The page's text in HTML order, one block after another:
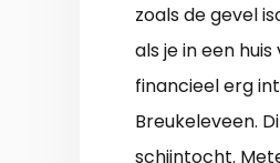
zoals de gevel
als je in een
financieel erg
Breukeleveen.
schijntocht.